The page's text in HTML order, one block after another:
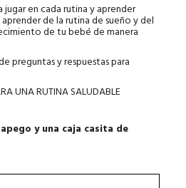
en cada rutina y aprender
de la rutina de sueño y del
de tu bebé de manera
preguntas y respuestas para
UNA RUTINA SALUDABLE
y una caja casita de